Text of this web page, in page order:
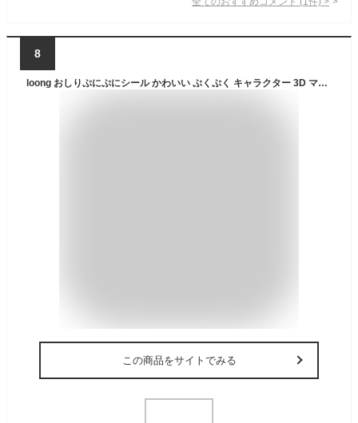
8
loong おしりぷにぷにシール かわいい ぷくぷく キャラクター 3D マシュマロ ふわふわ もちもち もっちりスクイーズ ステッカー シール帳 デコレーション 2セット K
この商品をサイトでみる